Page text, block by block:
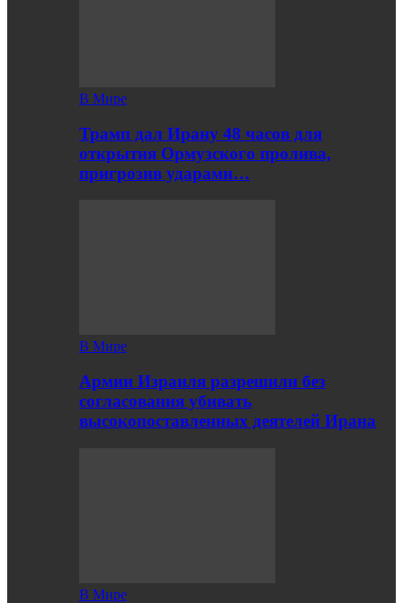
В Мире
Трамп дал Ирану 48 часов для
открытия Ормузского пролива,
пригрозив ударами…
В Мире
Армии Израиля разрешили без
согласования убивать
высокопоставленных деятелей Ирана
В Мире